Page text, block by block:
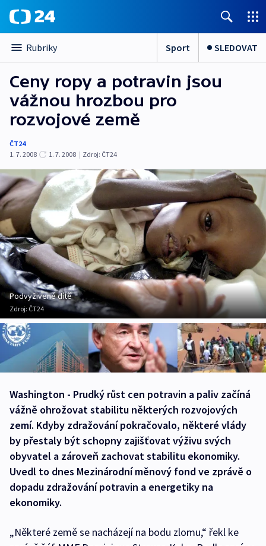
Rubriky Sport SLEDOVAT
Ceny ropy a potravin jsou
vážnou hrozbou pro
rozvojové země
ČT24
1. 7. 2008
1. 7. 2008 | Zdroj: ČT24
Podvyživené dítě
Zdroj: ČT24
Washington - Prudký růst cen potravin a paliv začíná
vážně ohrožovat stabilitu některých rozvojových
zemí. Kdyby zdražování pokračovalo, některé vlády
by přestaly být schopny zajišťovat výživu svých
obyvatel a zároveň zachovat stabilitu ekonomiky.
Uvedl to dnes Mezinárodní měnový fond ve zprávě o
dopadu zdražování potravin a energetiky na
ekonomiky.
„Některé země se nacházejí na bodu zlomu,“ řekl ke